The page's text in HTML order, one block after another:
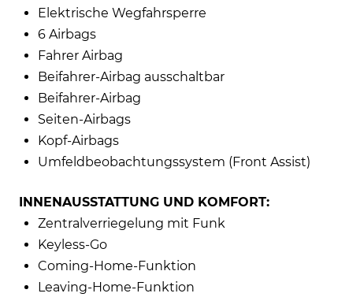
Elektrische Wegfahrsperre
6 Airbags
Fahrer Airbag
Beifahrer-Airbag ausschaltbar
Beifahrer-Airbag
Seiten-Airbags
Kopf-Airbags
Umfeldbeobachtungssystem (Front Assist)
INNENAUSSTATTUNG UND KOMFORT:
Zentralverriegelung mit Funk
Keyless-Go
Coming-Home-Funktion
Leaving-Home-Funktion